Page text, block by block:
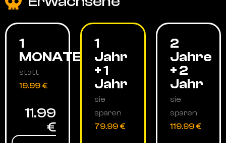
1
MONATE
statt
19.99 €
11.99
€
1
Jahr
+ 1
Jahr
sie
sparen
79.99 €
2
Jahre
+ 2
Jahr
sie
sparen
119.99 €